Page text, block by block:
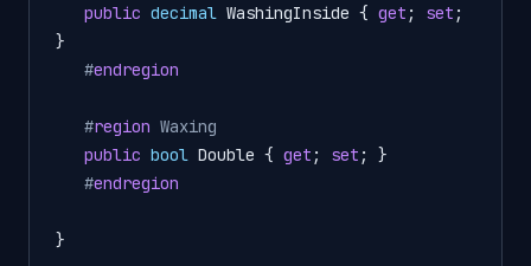
public decimal WashingInside { get ; set ;
}
#endregion
#region Waxing
public bool Double { get ; set ; }
#endregion
}